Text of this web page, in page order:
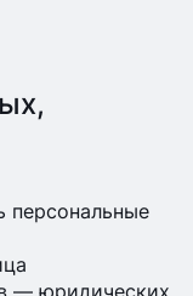
персональные
— юридических